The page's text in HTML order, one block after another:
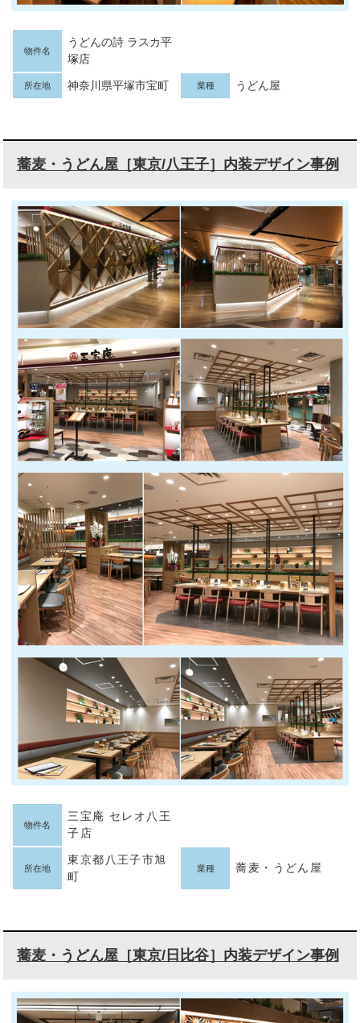
物件名
うどんの詩 ラスカ平
塚店
所在地 神奈川県平塚市宝町 業種 うどん屋
蕎麦・うどん屋［東京/八王子］内装デザイン事例
物件名
三宝庵 セレオ八王
子店
所在地
東京都八王子市旭
町
業種 蕎麦・うどん屋
蕎麦・うどん屋［東京/日比谷］内装デザイン事例